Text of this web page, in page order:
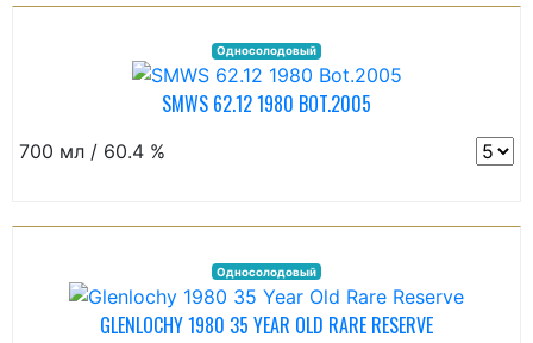
Односолодовый
SMWS 62.12 1980 BOT.2005
700 мл / 60.4 %
Односолодовый
GLENLOCHY 1980 35 YEAR OLD RARE RESERVE